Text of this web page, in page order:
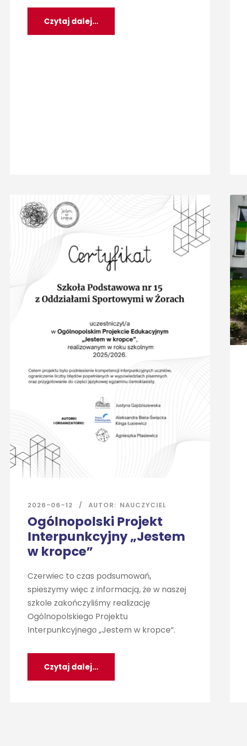
Czytaj dalej...
2026-06-12 AUTOR: NAUCZYCIEL
Ogólnopolski Projekt
Interpunkcyjny „Jestem
w kropce”
Czerwiec to czas podsumowań,
spieszymy więc z informacją, że w naszej
szkole zakończyliśmy realizację
Ogólnopolskiego Projektu
Interpunkcyjnego „Jestem w kropce”.
Czytaj dalej...